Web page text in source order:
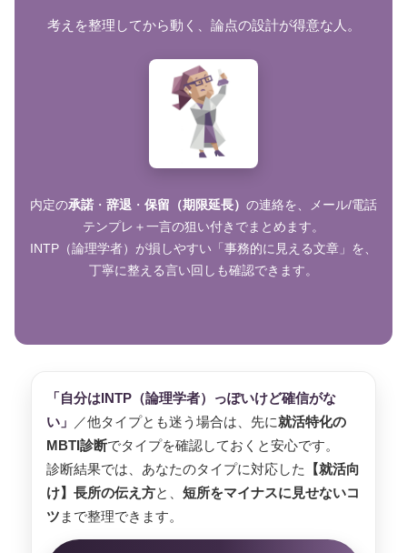
考えを整理してから動く、論点の設計が得意な人。
内定の承諾 ・ 辞退 ・ 保留（期限延長） の連絡を、メール/電話
テンプレ＋一言の狙い付きでまとめます。
INTP（論理学者）が損しやすい「事務的に見える文章」を、
丁寧に整える言い回しも確認できます。
「自分はINTP（論理学者）っぽいけど確信がな
い」
／他タイプとも迷う場合は、先に就活特化の
MBTI診断でタイプを確認しておくと安心です。
診断結果では、あなたのタイプに対応した
【就活向
け】長所の伝え方と、 短所をマイナスに見せないコ
ツ まで整理できます。